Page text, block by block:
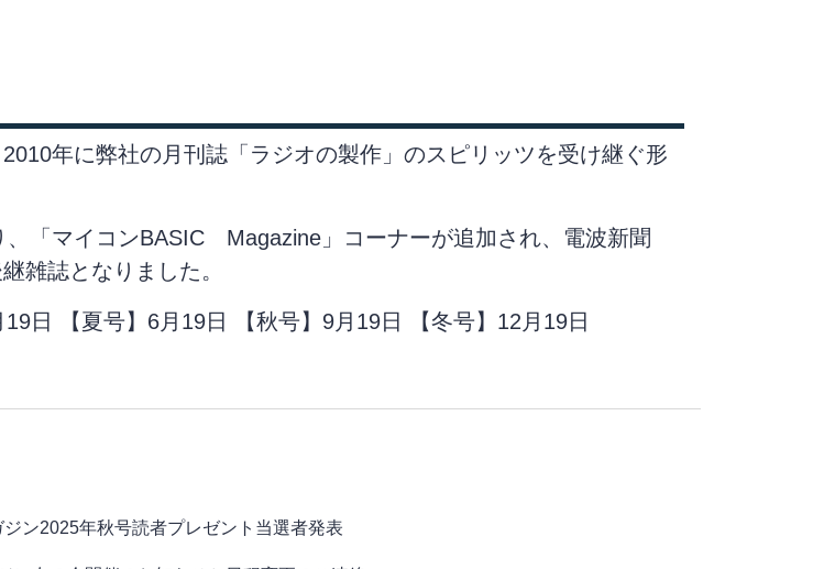
年に弊社の月刊誌「ラジオの製作」のスピリッツを受け継ぐ形
、「マイコンBASIC Magazine」コーナーが追加され、電波新聞
雑誌となりました。
日 【夏号】6月19日 【秋号】9月19日 【冬号】12月19日
ン2025年秋号読者プレゼント当選者発表